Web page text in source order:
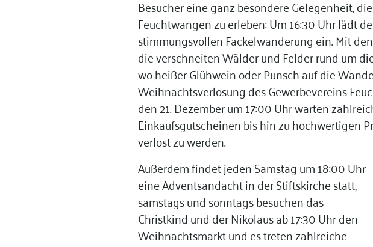
Besucher eine ganz besondere Gelegenheit,
Feuchtwangen zu erleben: Um 16:30 Uhr lädt
stimmungsvollen Fackelwanderung ein. Mit
die verschneiten Wälder und Felder rund um
wo heißer Glühwein oder Punsch auf die
Weihnachtsverlosung des Gewerbevereins
den 21. Dezember um 17:00 Uhr warten
Einkaufsgutscheinen bis hin zu hochwertigen
verlost zu werden.
Außerdem findet jeden Samstag um 18:00 Uhr
eine Adventsandacht in der Stiftskirche statt,
samstags und sonntags besuchen das
Christkind und der Nikolaus ab 17:30 Uhr den
Weihnachtsmarkt und es treten zahlreiche